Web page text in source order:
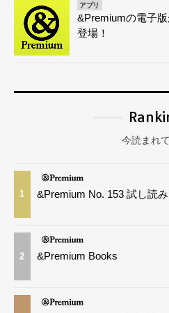
アプリ
&Premiumの電子
登場！
今読まれ
1 &Premium No. 153 試し読
2 &Premium Books